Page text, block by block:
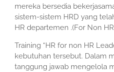
mereka bersedia
sistem-sistem HRD yang
HR departemen .(For Non
Training “HR for non HR
kebutuhan tersebut. Dalam
tanggung jawab mengelola